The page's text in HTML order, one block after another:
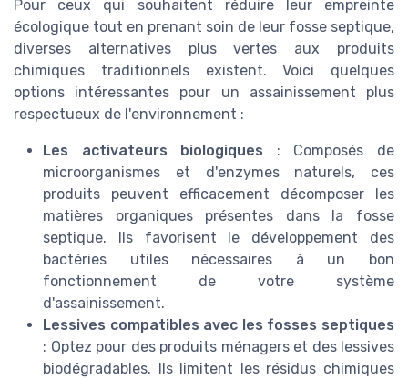
Pour ceux qui souhaitent réduire leur empreinte
écologique tout en prenant soin de leur fosse septique,
diverses alternatives plus vertes aux produits
chimiques traditionnels existent. Voici quelques
options intéressantes pour un assainissement plus
respectueux de l'environnement :
Les activateurs biologiques : Composés de
microorganismes et d'enzymes naturels, ces
produits peuvent efficacement décomposer les
matières organiques présentes dans la fosse
septique. Ils favorisent le développement des
bactéries utiles nécessaires à un bon
fonctionnement de votre système
d'assainissement.
Lessives compatibles avec les fosses septiques
: Optez pour des produits ménagers et des lessives
biodégradables. Ils limitent les résidus chimiques